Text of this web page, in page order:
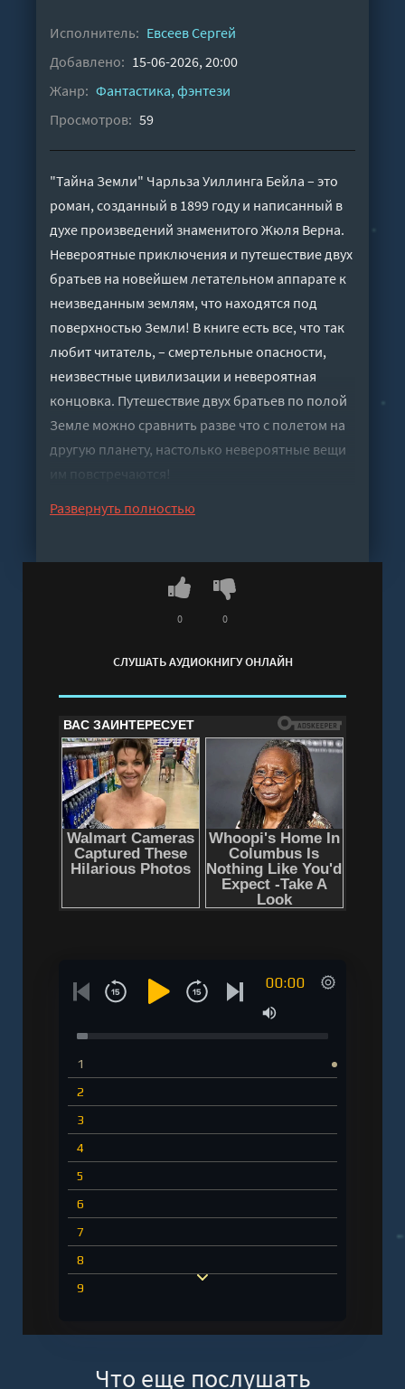
Исполнитель: Евсеев Сергей
Добавлено: 15-06-2026, 20:00
Жанр: Фантастика, фэнтези
Просмотров: 59
"Тайна Земли" Чарльза Уиллинга Бейла – это
роман, созданный в 1899 году и написанный в
духе произведений знаменитого Жюля Верна.
Невероятные приключения и путешествие двух
братьев на новейшем летательном аппарате к
неизведанным землям, что находятся под
поверхностью Земли! В книге есть все, что так
любит читатель, – смертельные опасности,
неизвестные цивилизации и невероятная
концовка. Путешествие двух братьев по полой
Земле можно сравнить разве что с полетом на
другую планету, настолько невероятные вещи
им повстречаются!
Развернуть полностью
СЛУШАТЬ АУДИОКНИГУ ОНЛАЙН
0 0
00:00
1
2
3
4
5
6
7
8
9
Что еще послушать